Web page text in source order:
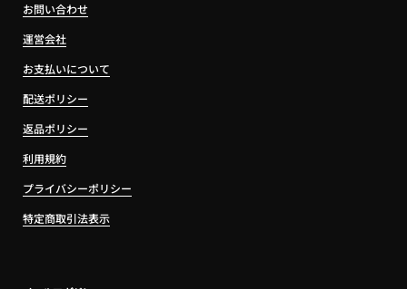
お問い合わせ
運営会社
お支払いについて
配送ポリシー
返品ポリシー
利用規約
プライバシーポリシー
特定商取引法表示